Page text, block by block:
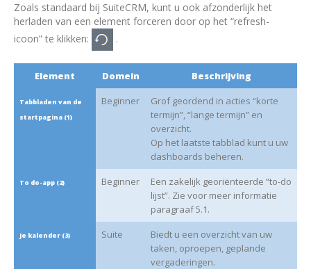
Zoals standaard bij SuiteCRM, kunt u ook afzonderlijk het
herladen van een element forceren door op het “refresh-
icoon” te klikken:
.
Element Domein Beschrijving
Tabbladen van de
startpagina (1)
Beginner
Grof geordend in acties “korte
termijn”, “lange termijn” en
overzicht.
Op het laatste tabblad kunt u uw
dashboards beheren.
To do-app (2) Beginner
Een zakelijk georiënteerde “to-do
lijst”. Zie voor meer informatie
paragraaf 5.1.
Je kalender (3) Suite
Biedt u een overzicht van uw
taken, oproepen, geplande
vergaderingen.